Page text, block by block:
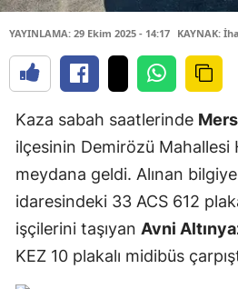
YAYINLAMA: 29 Ekim 2025 - 14:17 KAYNAK: İha
Kaza sabah saatlerinde
ilçesinin Demirözü
meydana geldi. Alınan
idaresindeki 33 ACS 612
işçilerini taşıyan Avni
KEZ 10 plakalı midibüs